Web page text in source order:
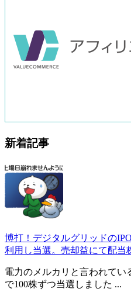
新着記事
博打！デジタルグリッドの
利用し当選。売却益にて配当
電力のメルカリと言われてい
で100株ずつ当選しました ...